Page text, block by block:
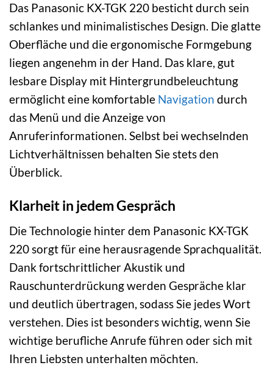
Das Panasonic KX-TGK 220 besticht durch sein
schlankes und minimalistisches Design. Die glatte
Oberfläche und die ergonomische Formgebung
liegen angenehm in der Hand. Das klare, gut
lesbare Display mit Hintergrundbeleuchtung
ermöglicht eine komfortable Navigation durch
das Menü und die Anzeige von
Anruferinformationen. Selbst bei wechselnden
Lichtverhältnissen behalten Sie stets den
Überblick.
Klarheit in jedem Gespräch
Die Technologie hinter dem Panasonic KX-TGK
220 sorgt für eine herausragende Sprachqualität.
Dank fortschrittlicher Akustik und
Rauschunterdrückung werden Gespräche klar
und deutlich übertragen, sodass Sie jedes Wort
verstehen. Dies ist besonders wichtig, wenn Sie
wichtige berufliche Anrufe führen oder sich mit
Ihren Liebsten unterhalten möchten.